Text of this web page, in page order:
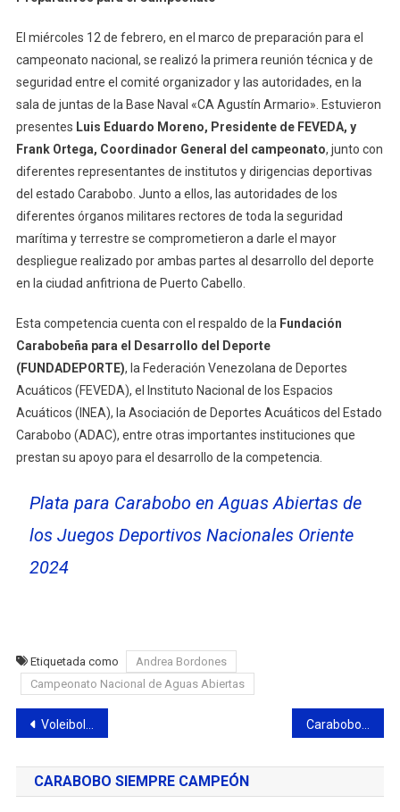
El miércoles 12 de febrero, en el marco de preparación para el
campeonato nacional, se realizó la primera reunión técnica y de
seguridad entre el comité organizador y las autoridades, en la
sala de juntas de la Base Naval «CA Agustín Armario». Estuvieron
presentes Luis Eduardo Moreno, Presidente de FEVEDA, y
Frank Ortega, Coordinador General del campeonato, junto con
diferentes representantes de institutos y dirigencias deportivas
del estado Carabobo. Junto a ellos, las autoridades de los
diferentes órganos militares rectores de toda la seguridad
marítima y terrestre se comprometieron a darle el mayor
despliegue realizado por ambas partes al desarrollo del deporte
en la ciudad anfitriona de Puerto Cabello.
Esta competencia cuenta con el respaldo de la Fundación
Carabobeña para el Desarrollo del Deporte
(FUNDADEPORTE), la Federación Venezolana de Deportes
Acuáticos (FEVEDA), el Instituto Nacional de los Espacios
Acuáticos (INEA), la Asociación de Deportes Acuáticos del Estado
Carabobo (ADAC), entre otras importantes instituciones que
prestan su apoyo para el desarrollo de la competencia.
Plata para Carabobo en Aguas Abiertas de
los Juegos Deportivos Nacionales Oriente
2024
Etiquetada como
Andrea Bordones
Campeonato Nacional de Aguas Abiertas
Navegación
de
entradas
Voleibol de Playa realizó chequeo estadal rumbo a la Liga Nacional de Iniciación Carabobo destacó en Multiestadal de Tenis de Mesa
CARABOBO SIEMPRE CAMPEÓN